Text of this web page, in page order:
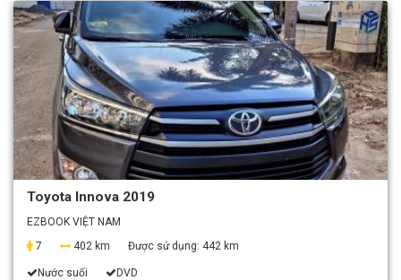
Toyota Innova 2019
EZBOOK VIỆT NAM
7
402 km Được sử dụng: 442 km
Nước suối DVD